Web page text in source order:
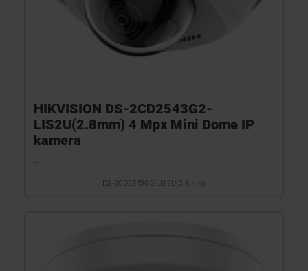
HIKVISION DS-2CD2543G2-
LIS2U(2.8mm) 4 Mpx Mini Dome IP
kamera
DS-2CD2543G2-LIS2U(2.8mm)